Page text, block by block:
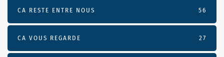
CA RESTE ENTRE NOUS 56
CA VOUS REGARDE 27